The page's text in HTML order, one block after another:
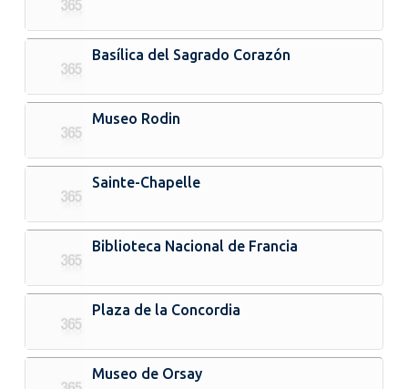
Basílica del Sagrado Corazón
Museo Rodin
Sainte-Chapelle
Biblioteca Nacional de Francia
Plaza de la Concordia
Museo de Orsay